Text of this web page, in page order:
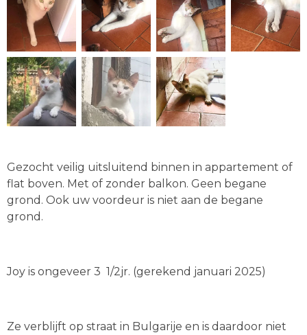
Gezocht veilig uitsluitend binnen in appartement of
flat boven. Met of zonder balkon. Geen begane
grond. Ook uw voordeur is niet aan de begane
grond.
Joy is ongeveer 3 1/2jr. (gerekend januari 2025)
Ze verblijft op straat in Bulgarije en is daardoor niet